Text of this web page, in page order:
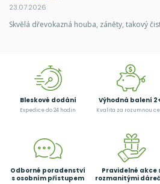
23.07.2026
Skvělá dřevokazná houba, záněty, takový
Bleskové dodání
Expedice do 24 hodin
Výhodná balení
Kvalita za rozumnou
Odborné poradenství
s osobním přístupem
Pravidelné akce
rozmanitými